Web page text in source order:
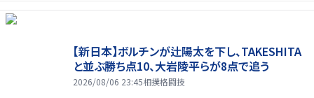
【新日本】ボルチンが辻陽太を下し、TAKESHITA
と並ぶ勝ち点10、大岩陵平らが8点で追う
2026/08/06 23:45相撲格闘技